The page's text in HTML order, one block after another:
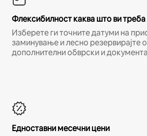
Флексибилност каква што ви треба
Изберете ги точните датуми на
заминување и лесно резервирајте
дополнителни обврски и
Едноставни месечни цени